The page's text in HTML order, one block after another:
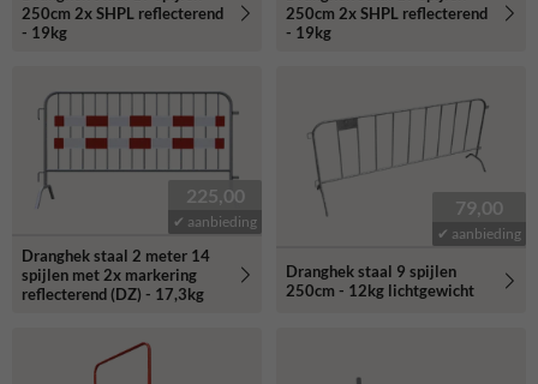
250cm 2x SHPL reflecterend
- 19kg
250cm 2x SHPL reflecterend
- 19kg
225,00
✔ aanbieding
Dranghek staal 2 meter 14
spijlen met 2x markering
reflecterend (DZ) - 17,3kg
79,00
✔ aanbieding
Dranghek staal 9 spijlen
250cm - 12kg lichtgewicht